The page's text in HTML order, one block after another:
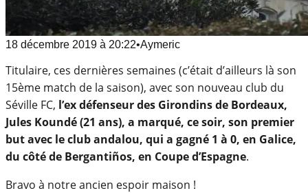
18 décembre 2019 à 20:22•Aymeric
Titulaire, ces dernières semaines (c’était d’ailleurs là son
15ème match de la saison), avec son nouveau club du
Séville FC, l’ex défenseur des Girondins de Bordeaux,
Jules Koundé (21 ans), a marqué, ce soir, son premier
but avec le club andalou, qui a gagné 1 à 0, en Galice,
du côté de Bergantiños, en Coupe d’Espagne.
Bravo à notre ancien espoir maison !